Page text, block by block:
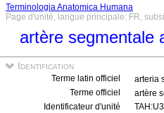
Terminologia Anatomica Humana
Page d'unité, langue principale: FR,
artère segmentale
Identification
Terme latin officiel
arteria
Terme officiel
artère
Identificateur d'unité